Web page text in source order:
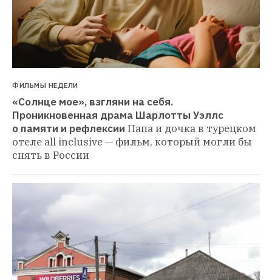
ФИЛЬМЫ НЕДЕЛИ
«Солнце мое», взгляни на себя.
Проникновенная драма Шарлотты Уэллс
о памяти и рефлексии Папа и дочка в турецком
отеле all inclusive — фильм, который могли бы
снять в России